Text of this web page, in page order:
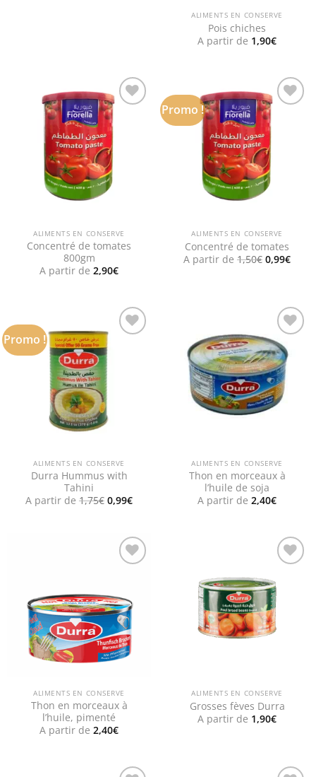
ALIMENTS EN CONSERVE
Pois chiches
A partir de 1,90€
Add to
wishlist
ALIMENTS EN CONSERVE
Concentré de tomates
800gm
A partir de 2,90€
Promo !
Add to
wishlist
ALIMENTS EN CONSERVE
Concentré de tomates
A partir de 1,50€ Le
prix
0,99€Le
prix
Promo !
ALIMENTS EN CONSERVE
Durra Hummus with
Tahini
A partir de 1,75€ Le
prix
1,75€.
0,99€Le
0,99€.
Add to
wishlist
ALIMENTS EN CONSERVE
Thon en morceaux à
l’huile de soja
A partir de 2,40€
ALIMENTS EN CONSERVE
Thon en morceaux à
l’huile, pimenté
A partir de 2,40€
Add to
wishlist
ALIMENTS EN CONSERVE
Grosses fèves Durra
A partir de 1,90€